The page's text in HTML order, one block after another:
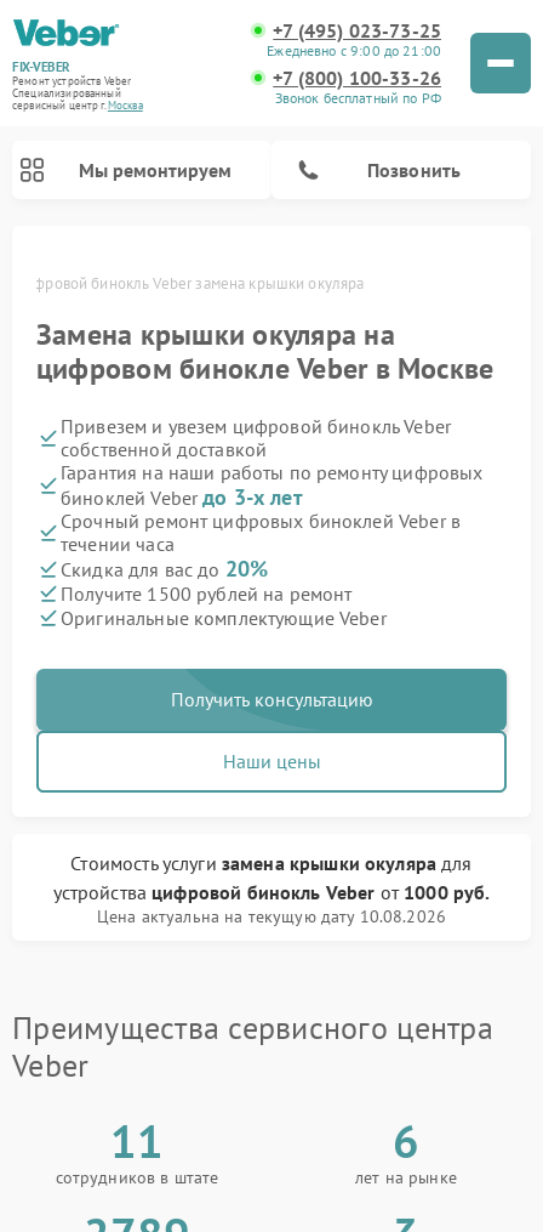
FIX-VEBER
Ремонт устройств Veber
Специализированный
cервисный центр г.Москва
+7 (495) 023-73-25
Ежедневно с 9:00 до 21:00
+7 (800) 100-33-26
Звонок бесплатный по РФ
Мы ремонтируем Позвонить
Цифровой бинокль Veber замена крышки окуляра
Замена крышки окуляра на
цифровом бинокле Veber в Москве
Привезем и увезем цифровой бинокль Veber
собственной доставкой
Гарантия на наши работы по ремонту цифровых
биноклей Veberдо 3-х лет
Срочный ремонт цифровых биноклей Veber в
течении часа
Скидка для вас до 20%
Получите 1500 рублей на ремонт
Оригинальные комплектующие Veber
Получить консультацию
Наши цены
Стоимость услуги замена крышки окуляра для
устройства цифровой бинокль Veber от 1000 руб.
Цена актуальна на текущую дату 10.08.2026
Преимущества сервисного центра
Veber
11
сотрудников в штате
6
лет на рынке